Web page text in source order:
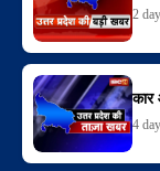
2
कार
4